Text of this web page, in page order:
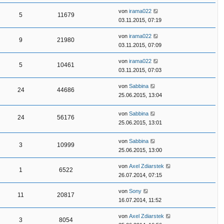
5 11679
von irama022
03.11.2015, 07:19
9 21980
von irama022
03.11.2015, 07:09
5 10461
von irama022
03.11.2015, 07:03
24 44686
von Sabbina
25.06.2015, 13:04
24 56176
von Sabbina
25.06.2015, 13:01
3 10999
von Sabbina
25.06.2015, 13:00
1 6522
von Axel Zdiarstek
26.07.2014, 07:15
11 20817
von Sony
16.07.2014, 11:52
3 8054
von Axel Zdiarstek